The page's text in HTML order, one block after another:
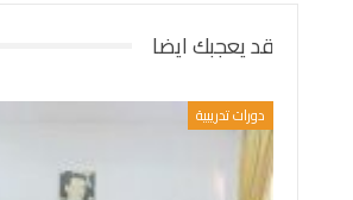
قد يعجبك ايضا
دورات تدريبية